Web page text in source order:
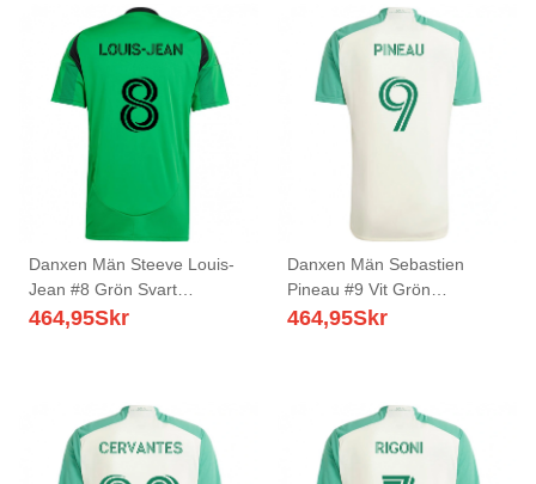
Danxen Män Steeve Louis-
Jean #8 Grön Svart
Hemmatröja Matchtröjor
464,95Skr
Danxen Män Sebastien
Pineau #9 Vit Grön
Bortatröja Matchtröjor
464,95Skr